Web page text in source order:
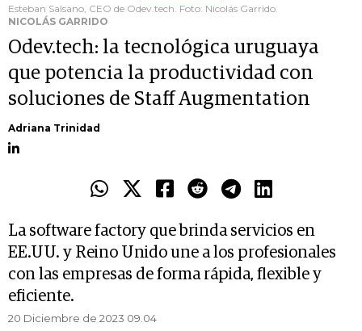
Esteban Salsano, CEO de Odev.tech. Foto: Nicolás Garrido.
NICOLÁS GARRIDO
Odev.tech: la tecnológica uruguaya
que potencia la productividad con
soluciones de Staff Augmentation
Adriana Trinidad
La software factory que brinda servicios en
EE.UU. y Reino Unido une a los profesionales
con las empresas de forma rápida, flexible y
eficiente.
20 Diciembre de 2023 09.04